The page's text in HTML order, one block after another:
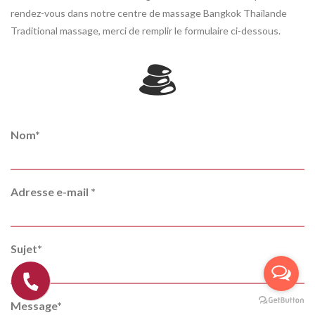
rendez-vous dans notre centre de massage Bangkok Thaïlande
Traditional massage, merci de remplir le formulaire ci-dessous.
Nom*
Adresse e-mail *
Sujet*
Message*